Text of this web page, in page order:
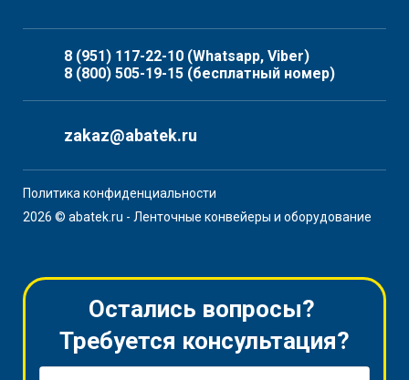
8 (951) 117-22-10 (Whatsapp, Viber)
8 (800) 505-19-15 (бесплатный номер)
zakaz@abatek.ru
Политика конфиденциальности
2026 © abatek.ru - Ленточные конвейеры и оборудование
Остались вопросы?
Требуется консультация?